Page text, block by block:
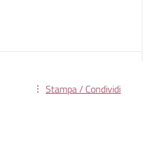
Stampa / Condividi